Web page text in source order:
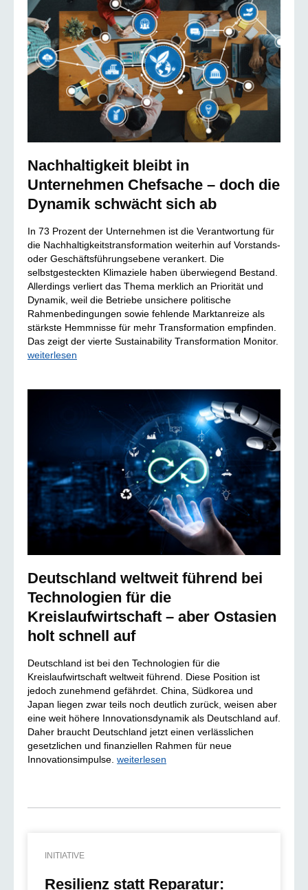
Nachhaltigkeit bleibt in
Unternehmen Chefsache – doch die
Dynamik schwächt sich ab
In 73 Prozent der Unternehmen ist die Verantwortung für
die Nachhaltigkeitstransformation weiterhin auf Vorstands-
oder Geschäftsführungsebene verankert. Die
selbstgesteckten Klimaziele haben überwiegend Bestand.
Allerdings verliert das Thema merklich an Priorität und
Dynamik, weil die Betriebe unsichere politische
Rahmenbedingungen sowie fehlende Marktanreize als
stärkste Hemmnisse für mehr Transformation empfinden.
Das zeigt der vierte Sustainability Transformation Monitor.
weiterlesen
Deutschland weltweit führend bei
Technologien für die
Kreislaufwirtschaft – aber Ostasien
holt schnell auf
Deutschland ist bei den Technologien für die
Kreislaufwirtschaft weltweit führend. Diese Position ist
jedoch zunehmend gefährdet. China, Südkorea und
Japan liegen zwar teils noch deutlich zurück, weisen aber
eine weit höhere Innovationsdynamik als Deutschland auf.
Daher braucht Deutschland jetzt einen verlässlichen
gesetzlichen und finanziellen Rahmen für neue
Innovationsimpulse. weiterlesen
INITIATIVE
Resilienz statt Reparatur: